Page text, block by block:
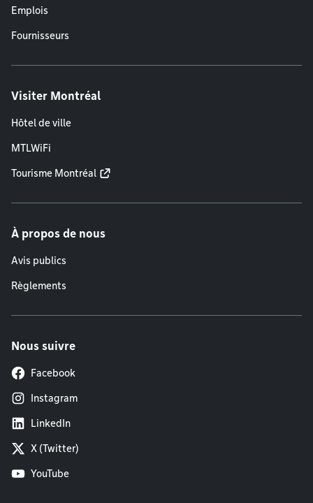
Emplois
Fournisseurs
Visiter Montréal
Hôtel de ville
MTLWiFi
Tourisme Montréal
À propos de nous
Avis publics
Règlements
Nous suivre
Facebook
Instagram
LinkedIn
X (Twitter)
YouTube